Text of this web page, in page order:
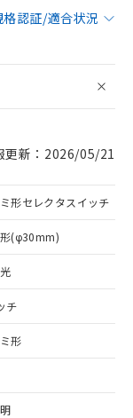
格認証/適合状況
更新：2026/05/21
形セレクタスイッチ
(φ30mm)
チ
形